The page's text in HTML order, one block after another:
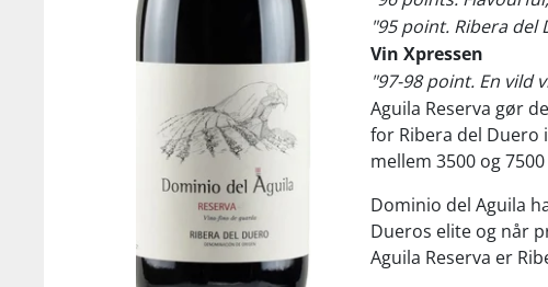
"95 point. Ribera del
Vin Xpressen
"97-98 point. En vild
Aguila Reserva gør
for Ribera del Duero
mellem 3500 og
Dominio del Aguila
Dueros elite og når
Aguila Reserva er